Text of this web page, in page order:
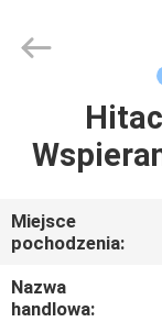
O
NAS
Co.,Ltd..
Miejsce
pochodzenia:
Nazwa
handlowa: